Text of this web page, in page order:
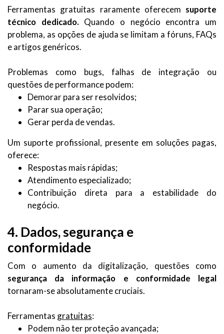
Ferramentas gratuitas raramente oferecem suporte
técnico dedicado. Quando o negócio encontra um
problema, as opções de ajuda se limitam a fóruns, FAQs
e artigos genéricos.
Problemas como bugs, falhas de integração ou
questões de performance podem:
Demorar para ser resolvidos;
Parar sua operação;
Gerar perda de vendas.
Um suporte profissional, presente em soluções pagas,
oferece:
Respostas mais rápidas;
Atendimento especializado;
Contribuição direta para a estabilidade do
negócio.
4. Dados, segurança e
conformidade
Com o aumento da digitalização, questões como
segurança da informação e conformidade legal
tornaram-se absolutamente cruciais.
Ferramentas gratuitas:
Podem não ter proteção avançada;